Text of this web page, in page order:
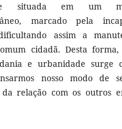
se situada em um
marcado pela
dificultando assim a
cidadã. Desta
e urbanidade surge
nosso modo de
da relação com os outros